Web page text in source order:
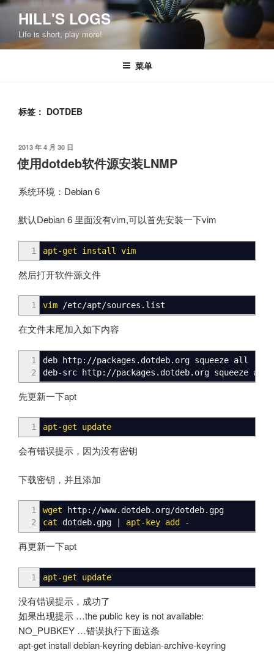
跳
容
HILL'S LOGS
Life is short, play more!
菜单
标签： DOTDEB
发
布
于
2013 年 4 月 30 日
使用dotdeb软件源安装LNMP
系统环境：Debian 6
默认Debian 6 里面没有vim,可以首先安装一下vim
1 apt-get install vim
然后打开软件源文件
1 vim /etc/apt/sources.list
在文件末尾加入如下内容
1
2
deb http: //packages.dotdeb.org squeeze all
deb-src http: //packages.dotdeb.org squeeze all
先更新一下apt
1 apt-get update
会有错误提示，因为没有密钥
下载密钥，并且添加
1
2
wget http: //www.dotdeb.org/dotdeb.gpg
cat dotdeb.gpg apt-key add -
再更新一下apt
1 apt-get update
没有错误提示，成功了
如果出现提示 …the public key is not available:
NO_PUBKEY …错误执行下面这条
apt-get install debian-keyring debian-archive-keyring